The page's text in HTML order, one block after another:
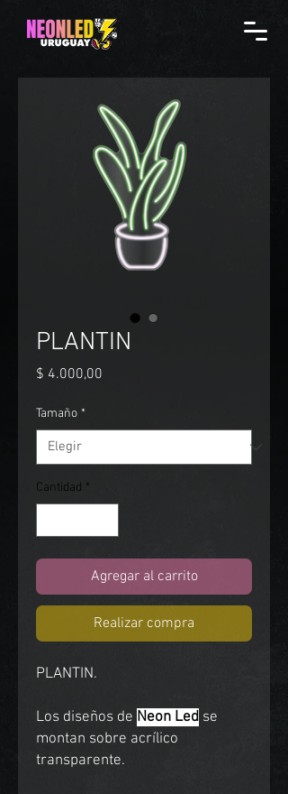
PLANTIN
$ 4.000,00
Tamaño *
Cantidad *
Agregar al carrito
Realizar compra
PLANTIN.
Los diseños de Neon Led se
montan sobre acrílico
transparente.